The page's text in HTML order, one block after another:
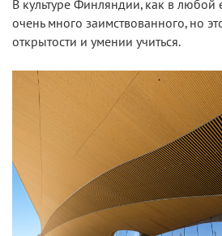
В культуре Финляндии, как в любой
очень много заимствованного, но
открытости и умении учиться.